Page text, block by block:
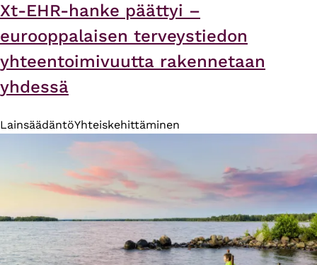
Xt-EHR-hanke päättyi –
eurooppalaisen terveystiedon
yhteentoimivuutta rakennetaan
yhdessä
LainsäädäntöYhteiskehittäminen